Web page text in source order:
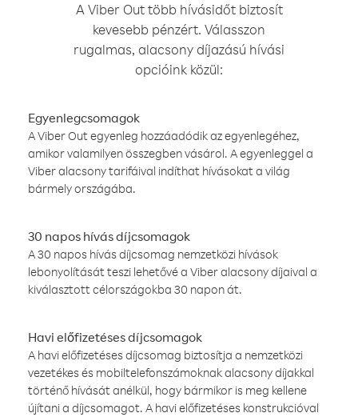
A Viber Out több hívásidőt biztosít
kevesebb pénzért. Válasszon
rugalmas, alacsony díjazású hívási
opcióink közül:
Egyenlegcsomagok
A Viber Out egyenleg hozzáadódik az egyenlegéhez,
amikor valamilyen összegben vásárol. A egyenleggel a
Viber alacsony tarifáival indíthat hívásokat a világ
bármely országába.
30 napos hívás díjcsomagok
A 30 napos hívás díjcsomag nemzetközi hívások
lebonyolítását teszi lehetővé a Viber alacsony díjaival a
kiválasztott célországokba 30 napon át.
Havi előfizetéses díjcsomagok
A havi előfizetéses díjcsomag biztosítja a nemzetközi
vezetékes és mobiltelefonszámoknak alacsony díjakkal
történő hívását anélkül, hogy bármikor is meg kellene
újítani a díjcsomagot. A havi előfizetéses konstrukcióval